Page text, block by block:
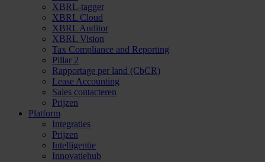
XBRL-tagger
XBRL Cloud
XBRL Auditor
XBRL Vision
Tax Compliance and Reporting
Pillar 2
Rapportage per land (CbCR)
Lease Accounting
Sales contacteren
Prijzen
Platform
Integraties
Prijzen
Intelligentie
Innovatiehub